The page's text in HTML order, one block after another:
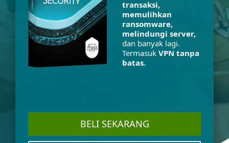
transaksi,
memulihkan
ransomware,
melindungi server,
dan banyak lagi.
Termasuk VPN tanpa
batas.
BELI SEKARANG